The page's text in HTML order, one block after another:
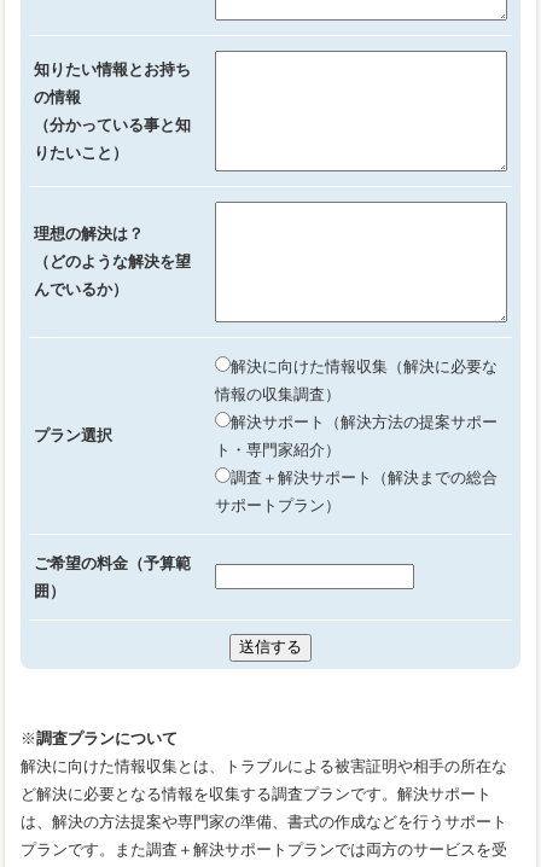
知りたい情報とお持ち
の情報
（分かっている事と知
りたいこと）
理想の解決は？
（どのような解決を望
んでいるか）
プラン選択
解決に向けた情報収集（解決に必要な
情報の収集調査）
解決サポート（解決方法の提案サポー
ト・専門家紹介）
調査＋解決サポート（解決までの総合
サポートプラン）
ご希望の料金（予算範
囲）
※調査プランについて
解決に向けた情報収集とは、トラブルによる被害証明や相手の所在な
ど解決に必要となる情報を収集する調査プランです。解決サポート
は、解決の方法提案や専門家の準備、書式の作成などを行うサポート
プランです。また調査＋解決サポートプランでは両方のサービスを受